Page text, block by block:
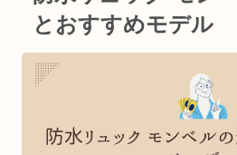
とおすすめモデル